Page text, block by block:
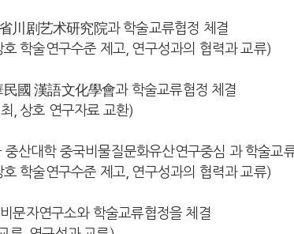
川剧艺术研究院과 학술교류협정 체결
학술연구수준 제고, 연구성과의 협력과 교류)
國 漢語文化學會과 학술교류협정 체결
, 상호 연구자료 교환)
산대학 중국비물질문화유산연구중심 과 학술교
학술연구수준 제고, 연구성과의 협력과 교류)
문자연구소와 학술교류협정을 체결